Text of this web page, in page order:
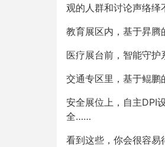
观的人群和讨论声络绎
教育展区内，基于昇腾
医疗展台前，智能守护
交通专区里，基于鲲鹏
安全展位上，自主DPI
全……
看到这些，你会很容易